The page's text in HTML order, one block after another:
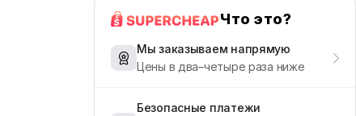
Что это?
Мы заказываем напрямую
Цены в два–четыре раза ниже
Безопасные платежи